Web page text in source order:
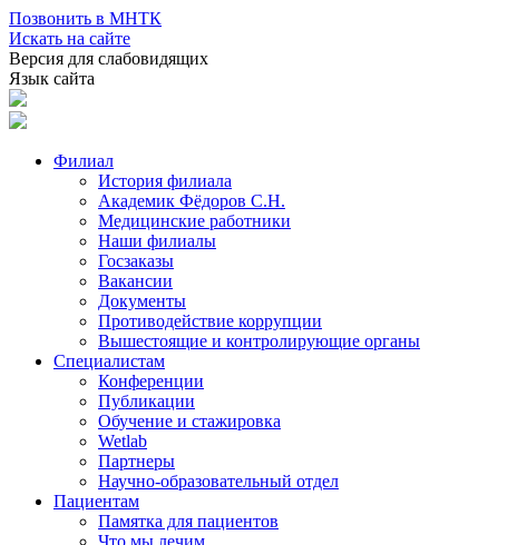
Позвонить в МНТК
Искать на сайте
Версия для слабовидящих
Язык сайта
Филиал
История филиала
Академик Фёдоров С.Н.
Медицинские работники
Наши филиалы
Госзаказы
Вакансии
Документы
Противодействие коррупции
Вышестоящие и контролирующие органы
Специалистам
Конференции
Публикации
Обучение и стажировка
Wetlab
Партнеры
Научно-образовательный отдел
Пациентам
Памятка для пациентов
Что мы лечим